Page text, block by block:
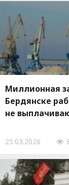
Миллионная
Бердянске
не
25.03.2026